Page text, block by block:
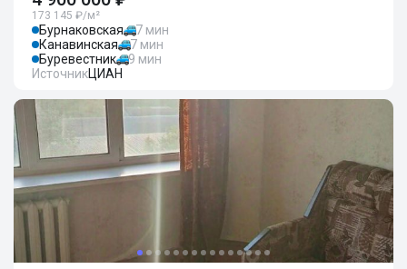
173 145 ₽/м²
Бурнаковская
7 мин
Канавинская
7 мин
Буревестник
9 мин
ИсточникЦИАН